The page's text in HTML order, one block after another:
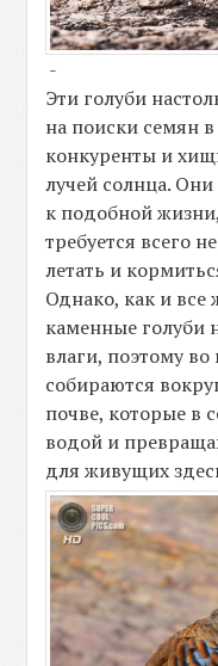
-
Эти голуби
на поиски семян
конкуренты и
лучей солнца.
к подобной
требуется всего
летать и
Однако, как и все
каменные голуби
влаги, поэтому
собираются
почве, которые в
водой и
для живущих